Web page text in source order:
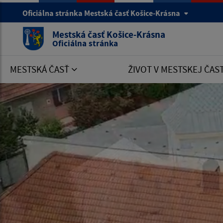
Oficiálna stránka Mestská časť Košice-Krásna
Mestská časť Košice-Krásna
Oficiálna stránka
MESTSKÁ ČASŤ ŽIVOT V MESTSKEJ